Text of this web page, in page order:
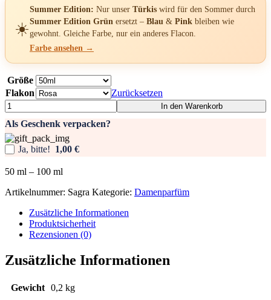
☀️
Summer Edition: Nur unser Türkis wird für den Sommer durch
Summer Edition Grün ersetzt – Blau & Pink bleiben wie
gewohnt. Gleiche Farbe, nur ein anderes Flacon.
Farbe ansehen →
Größe
Flakon
Zurücksetzen
Als Geschenk verpacken?
Ja, bitte! 1,00 €
Damenparfüm
-
Sagra
Menge
In den Warenkorb
50 ml – 100 ml
Artikelnummer: Sagra Kategorie: Damenparfüm
Zusätzliche Informationen
Produktsicherheit
Rezensionen (0)
Zusätzliche Informationen
Gewicht 0,2 kg